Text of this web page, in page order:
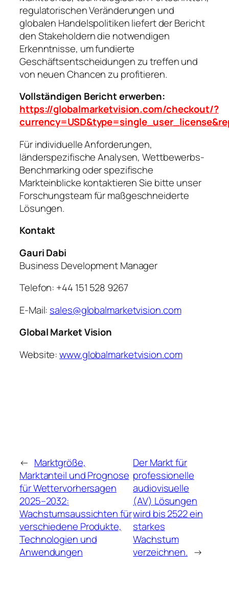
regulatorischen Veränderungen und
globalen Handelspolitiken liefert der Bericht
den Stakeholdern die notwendigen
Erkenntnisse, um fundierte
Geschäftsentscheidungen zu treffen und
von neuen Chancen zu profitieren.
Vollständigen Bericht erwerben:
https://globalmarketvision.com/checkout/?
Für individuelle Anforderungen,
länderspezifische Analysen, Wettbewerbs-
Benchmarking oder spezifische
Markteinblicke kontaktieren Sie bitte unser
Forschungsteam für maßgeschneiderte
Lösungen.
Kontakt
Gauri Dabi
Business Development Manager
Telefon: +44 151 528 9267
E-Mail: sales@globalmarketvision.com
Global Market Vision
Website:www.globalmarketvision.com
← Marktgröße,
Marktanteil und Prognose
für Wettervorhersagen
2025–2032:
Wachstumsaussichten für
verschiedene Produkte,
Technologien und
Anwendungen
Der Markt für
professionelle
audiovisuelle
(AV) Lösungen
wird bis 2522 ein
starkes
Wachstum
verzeichnen. →